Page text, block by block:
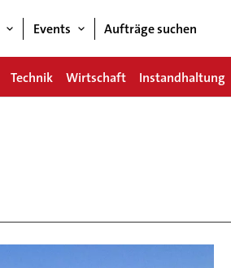
Events Aufträge suchen
Technik Wirtschaft Instandhaltung